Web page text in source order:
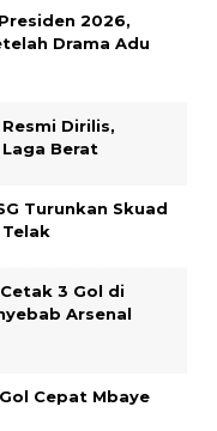
2026,
Drama Adu
Dirilis,
Berat
Turunkan Skuad
3 Gol di
Arsenal
Cepat Mbaye